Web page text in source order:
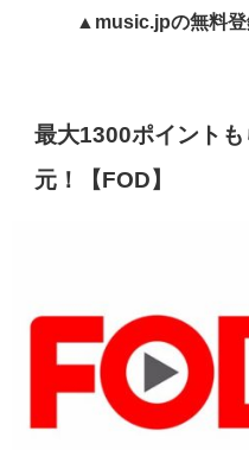
▲music.jpの無料
最大1300ポイント
元！【FOD】